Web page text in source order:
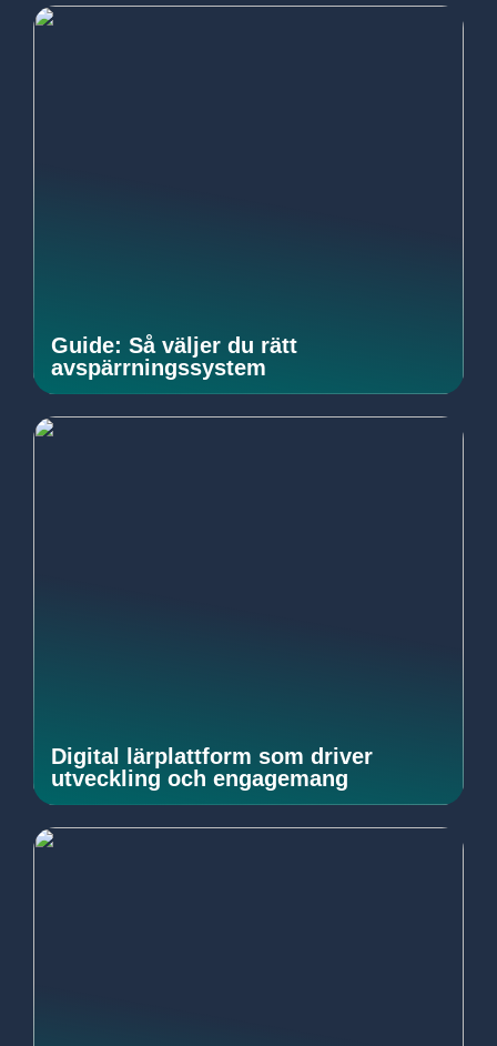
Guide: Så väljer du rätt
avspärrningssystem
Digital lärplattform som driver
utveckling och engagemang